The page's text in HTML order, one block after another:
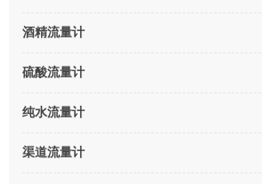
酒精流量计
硫酸流量计
纯水流量计
渠道流量计